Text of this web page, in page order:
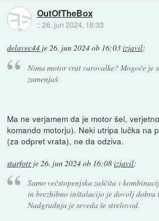
OutOfTheBox
::26. jun 2024, 16:33
delavec44 je26. jun 2024 ob 16:03izjavil:
Nima motor vrat varovalke? Mogoče je
zamenjaš.
Ma ne verjamem da je motor šel,
komando motorju). Neki utripa lučka na
(za odpret vrata), ne da odziva.
starfotrje26. jun 2024 ob 16:08izjavil:
Samo večstopenjska zaščita v
in brezhibno inštalacijo je dovolj dobra
Nadgradnja je seveda še strelovod.